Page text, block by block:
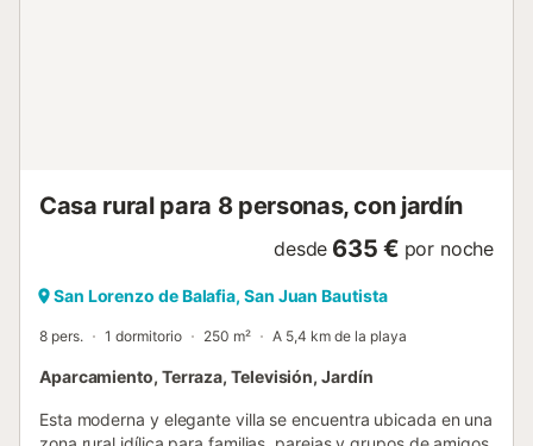
Casa rural para 8 personas, con jardín
desde 635 € por noche
San Lorenzo de Balafia, San Juan Bautista
8 pers. 1 dormitorio 250 m² A 5,4 km de la playa
Aparcamiento, Terraza, Televisión, Jardín
Esta moderna y elegante villa se encuentra ubicada en una